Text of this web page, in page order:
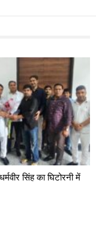
सिंह का घिटोरनी में